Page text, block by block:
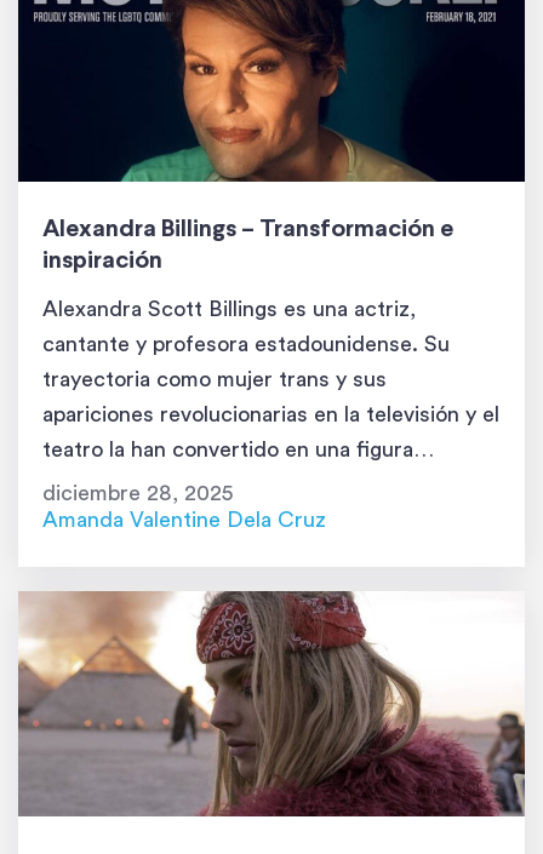
Alexandra Billings – Transformación e
inspiración
Alexandra Scott Billings es una actriz,
cantante y profesora estadounidense. Su
trayectoria como mujer trans y sus
apariciones revolucionarias en la televisión y el
teatro la han convertido en una figura
importante en la industria del entretenimiento
y en una defensora de la comunidad
una artista Alexandra nació el […]
diciembre 28, 2025
Amanda Valentine Dela Cruz